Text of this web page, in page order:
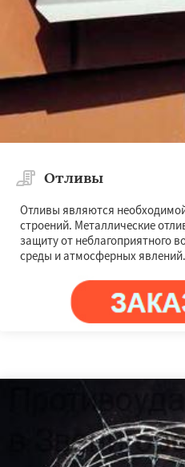
Отливы
Отливы являются
строений. Металлические
защиту от неблагоприятного
среды и атмосферных явлений.